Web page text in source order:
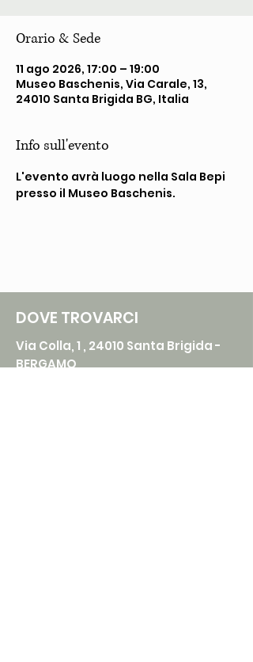
Orario & Sede
11 ago 2026, 17:00 – 19:00
Museo Baschenis, Via Carale, 13,
24010 Santa Brigida BG, Italia
Info sull'evento
L'evento avrà luogo nella Sala Bepi
presso il Museo Baschenis.
DOVE TROVARCI
Via Colla, 1 , 24010 Santa Brigida -
BERGAMO